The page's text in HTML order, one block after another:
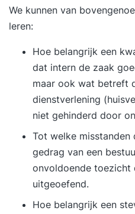
We kunnen van
leren:
Hoe belangrijk een
dat intern de zaak
maar ook wat betreft
dienstverlening
niet gehinderd door
Tot welke
gedrag van een
onvoldoende toezicht
uitgeoefend.
Hoe belangrijk een